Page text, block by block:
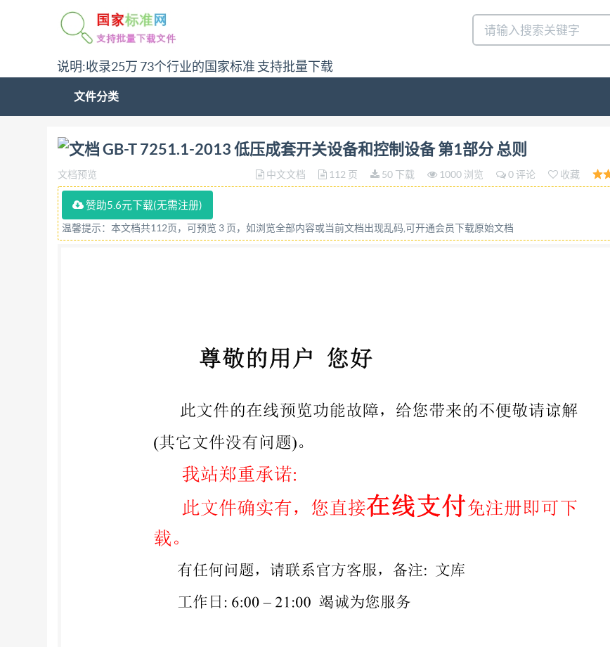
说明:收录25万 73个行业的国家标准 支持批量下载
文件分类
问:哪里下载GB-T 7251.1-2013 低压成套开关设备和控制设备 第1部分 总则答:请联系微信:siduwenku
GB-T 7251.1-2013 低压成套开关设备和控制设备 第1部分 总则
文档预览 中文文档 112 页 50 下载 1000 浏览 0 评论 收藏
赞助5.6元下载(无需注册)
温馨提示：本文档共112页，可预览 3 页，如浏览全部内容或当前文档出现乱码,可开通会员下载原始文档